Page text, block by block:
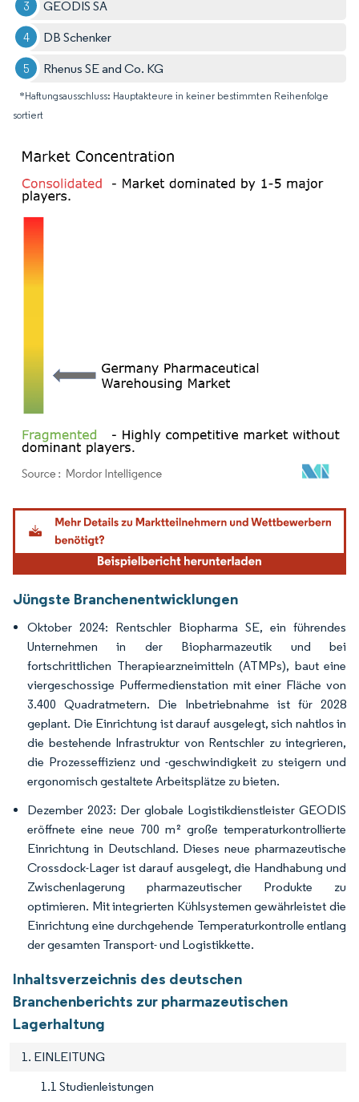
GEODIS SA
DB Schenker
Rhenus SE and Co. KG
*Haftungsausschluss: Hauptakteure in keiner bestimmten Reihenfolge
sortiert
Bild © Mordor Intelligence. Wiederverwendung erfordert Namensnennung gemäß
Jüngste Branchenentwicklungen
Oktober 2024: Rentschler Biopharma SE, ein führendes
Unternehmen in der Biopharmazeutik und bei
fortschrittlichen Therapiearzneimitteln (ATMPs), baut eine
viergeschossige Puffermedienstation mit einer Fläche von
3.400 Quadratmetern. Die Inbetriebnahme ist für 2028
geplant. Die Einrichtung ist darauf ausgelegt, sich nahtlos in
die bestehende Infrastruktur von Rentschler zu integrieren,
die Prozesseffizienz und -geschwindigkeit zu steigern und
ergonomisch gestaltete Arbeitsplätze zu bieten.
Dezember 2023: Der globale Logistikdienstleister GEODIS
eröffnete eine neue 700 m² große temperaturkontrollierte
Einrichtung in Deutschland. Dieses neue pharmazeutische
Crossdock-Lager ist darauf ausgelegt, die Handhabung und
Zwischenlagerung pharmazeutischer Produkte zu
optimieren. Mit integrierten Kühlsystemen gewährleistet die
Einrichtung eine durchgehende Temperaturkontrolle entlang
der gesamten Transport- und Logistikkette.
Inhaltsverzeichnis des deutschen
Branchenberichts zur pharmazeutischen
Lagerhaltung
1. EINLEITUNG
1.1 Studienleistungen